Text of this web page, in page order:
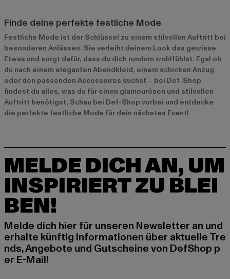
Finde deine perfekte festliche Mode
Festliche Mode ist der Schlüssel zu einem stilvollen Auftritt bei
besonderen Anlässen. Sie verleiht deinem Look das gewisse
Etwas und sorgt dafür, dass du dich rundum wohlfühlst. Egal ob
du nach einem eleganten Abendkleid, einem schicken Anzug
oder den passenden Accessoires suchst – bei Def-Shop
findest du alles, was du für einen glamourösen und stilvollen
Auftritt benötigst. Schau bei Def-Shop vorbei und entdecke
die perfekte festliche Mode für dein nächstes Event!
MELDE DICH AN, UM
INSPIRIERT ZU BLEI
BEN!
Melde dich hier für unseren Newsletter an und
erhalte künftig Informationen über aktuelle Tre
nds, Angebote und Gutscheine von DefShop p
er E-Mail!